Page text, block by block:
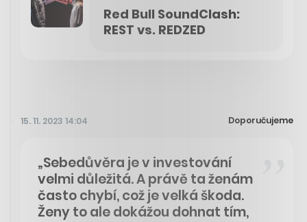
Red Bull SoundClash:
REST vs. REDZED
15. 11. 2023 14:04 Doporučujeme
„Sebedůvěra je v investování
velmi důležitá. A právě ta ženám
často chybí, což je velká škoda.
Ženy to ale dokážou dohnat tím,